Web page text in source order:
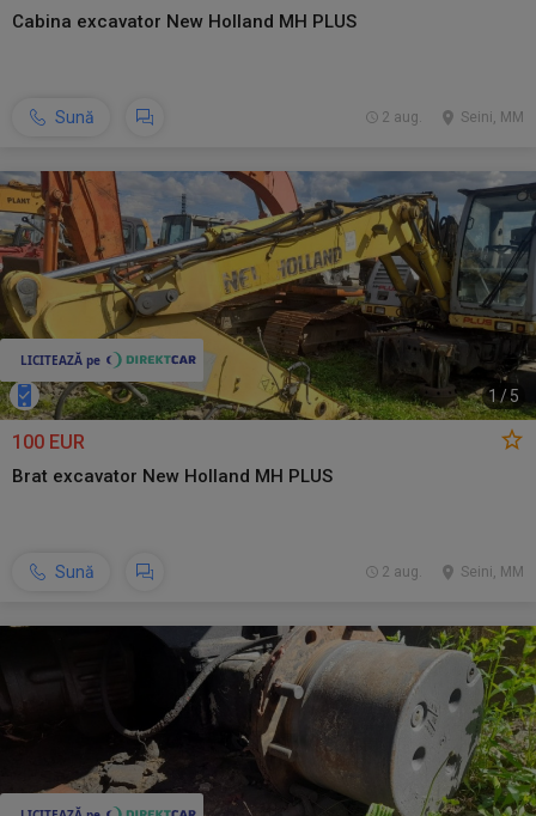
Cabina excavator New Holland MH PLUS
Sună Seini, MM
2 aug.
1/5
100 EUR
Brat excavator New Holland MH PLUS
Sună Seini, MM
2 aug.